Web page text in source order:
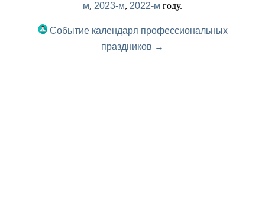
м, 2023-м, 2022-м году.
Событие календаря профессиональных
праздников →